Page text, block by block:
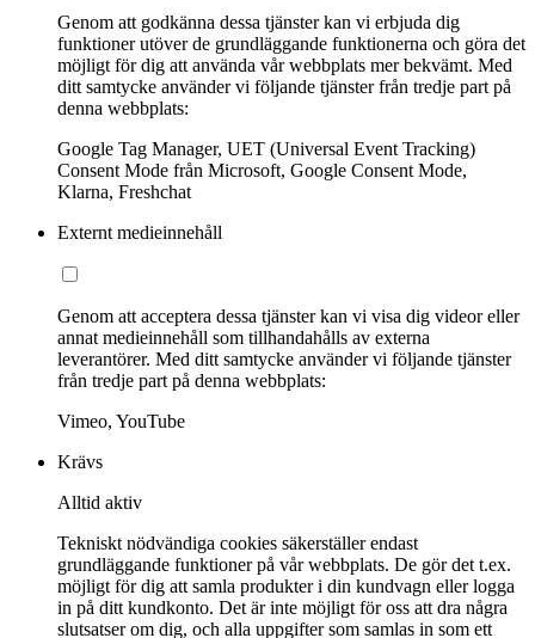
Genom att godkänna dessa tjänster kan vi erbjuda dig
funktioner utöver de grundläggande funktionerna och göra det
möjligt för dig att använda vår webbplats mer bekvämt. Med
ditt samtycke använder vi följande tjänster från tredje part på
denna webbplats:
Google Tag Manager, UET (Universal Event Tracking)
Consent Mode från Microsoft, Google Consent Mode,
Klarna, Freshchat
Externt medieinnehåll
Genom att acceptera dessa tjänster kan vi visa dig videor eller
annat medieinnehåll som tillhandahålls av externa
leverantörer. Med ditt samtycke använder vi följande tjänster
från tredje part på denna webbplats:
Vimeo, YouTube
Krävs
Alltid aktiv
Tekniskt nödvändiga cookies säkerställer endast
grundläggande funktioner på vår webbplats. De gör det t.ex.
möjligt för dig att samla produkter i din kundvagn eller logga
in på ditt kundkonto. Det är inte möjligt för oss att dra några
slutsatser om dig, och alla uppgifter som samlas in som ett